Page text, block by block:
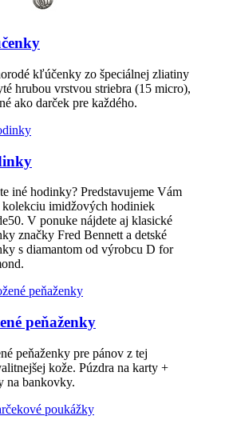
kľúčenky zo špeciálnej zliatiny
hrubou vrstvou striebra (15 micro),
ako darček pre každého.
iné hodinky? Predstavujeme Vám
kolekciu imidžových hodiniek
V ponuke nájdete aj klasické
značky Fred Bennett a detské
s diamantom od výrobcu D for
peňaženky
peňaženky pre pánov z tej
kože. Púzdra na karty +
na bankovky.